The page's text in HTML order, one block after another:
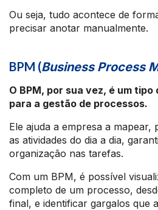
Ou seja, tudo acontece de
precisar anotar manualmente.
BPM (Business Process
O BPM, por sua vez, é um
para a gestão de processos.
Ele ajuda a empresa a
as atividades do dia a dia,
organização nas tarefas.
Com um BPM, é possível
completo de um processo,
final, e identificar gargalos que